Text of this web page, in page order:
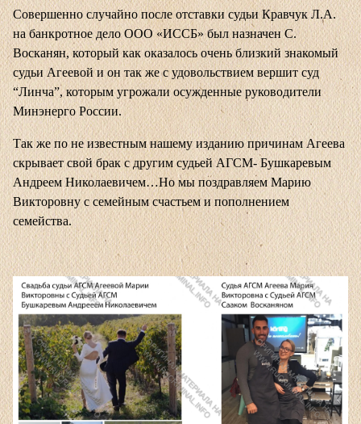
Совершенно случайно после отставки судьи Кравчук Л.А.
на банкротное дело ООО «ИССБ» был назначен С.
Восканян, который как оказалось очень близкий знакомый
судьи Агеевой и он так же с удовольствием вершит суд
“Линча”, которым угрожали осужденные руководители
Минэнерго России.
Так же по не известным нашему изданию причинам Агеева
скрывает свой брак с другим судьей АГСМ- Бушкаревым
Андреем Николаевичем…Но мы поздравляем Марию
Викторовну с семейным счастьем и пополнением
семейства.